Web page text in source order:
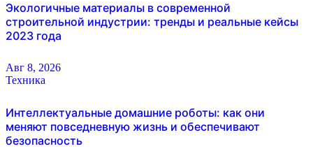
Экологичные материалы в современной
строительной индустрии: тренды и реальные кейсы
2023 года
Авг 8, 2026
Техника
Интеллектуальные домашние роботы: как они
меняют повседневную жизнь и обеспечивают
безопасность